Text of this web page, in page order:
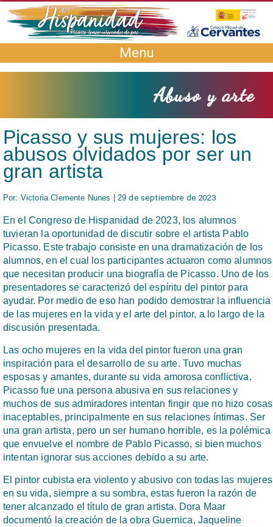
Menu
Abuso y arte
Picasso y sus mujeres: los
abusos olvidados por ser un
gran artista
Por: Victoria Clemente Nunes | 29de septiembre de 2023
En el Congreso de Hispanidad de 2023, los alumnos
tuvieran la oportunidad de discutir sobre el artista Pablo
Picasso. Este trabajo consiste en una dramatización de los
alumnos, en el cual los participantes actuaron como alumnos
que necesitan producir una biografía de Picasso. Uno de los
presentadores se caracterizó del espíritu del pintor para
ayudar. Por medio de eso han podido demostrar la influencia
de las mujeres en la vida y el arte del pintor, a lo largo de la
discusión presentada.
Las ocho mujeres en la vida del pintor fueron una gran
inspiración para el desarrollo de su arte. Tuvo muchas
esposas y amantes, durante su vida amorosa conflictiva.
Picasso fue una persona abusiva en sus relaciones y
muchos de sus admiradores intentan fingir que no hizo cosas
inaceptables, principalmente en sus relaciones íntimas. Ser
una gran artista, pero un ser humano horrible, es la polémica
que envuelve el nombre de Pablo Picasso, si bien muchos
intentan ignorar sus acciones debido a su arte.
El pintor cubista era violento y abusivo con todas las mujeres
en su vida, siempre a su sombra, estas fueron la razón de
tener alcanzado el título de gran artista. Dora Maar
documentó la creación de la obra Guernica, Jaqueline